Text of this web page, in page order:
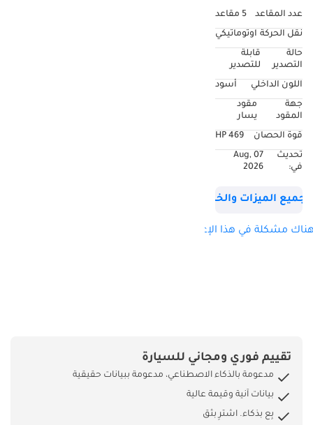
عدد المقاعد
5 مقاعد
نقل الحركة اوتوماتيكي
حالة
التصدير
قابلة
للتصدير
اللون الداخلي
أسود
جهة
المقود
مقود
يسار
قوة الحصان
469 HP
تحديث
في:
07 Aug,
2026
جميع الميزات والخصائص
مشكلة في هذا الإعلان؟
تقييم فوري ومجاني للسيارة
مدعومة بالذكاء الاصطناعي، مدعومة ببيانات حقيقية
بيانات آنية وقيمة عالية
بِع بذكاء. اشترِ بثق